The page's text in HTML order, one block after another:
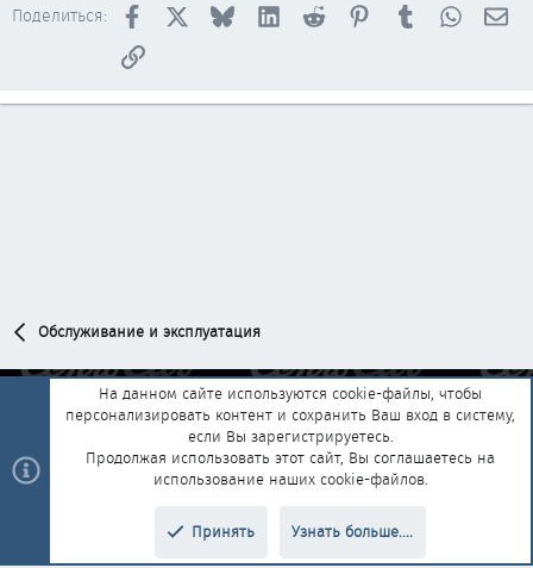
Поделиться: Facebook BlueskyLinkedInReddit PinterestTumblr
Ссылка
Обслуживание и эксплуатация
Обратная связь
Условия и правила
Политика конфиденциальности
Помощь Главная
R
add-ons by ThemeHouse Перевод от Jumuro®
На данном сайте используются cookie-файлы, чтобы
персонализировать контент и сохранить Ваш вход в систему,
если Вы зарегистрируетесь.
Продолжая использовать этот сайт, Вы соглашаетесь на
использование наших cookie-файлов.
Принять Узнать больше....